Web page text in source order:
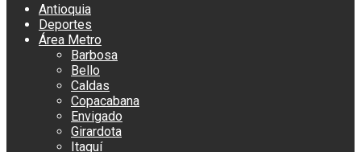
Antioquia
Deportes
Área Metro
Barbosa
Bello
Caldas
Copacabana
Envigado
Girardota
Itaguí